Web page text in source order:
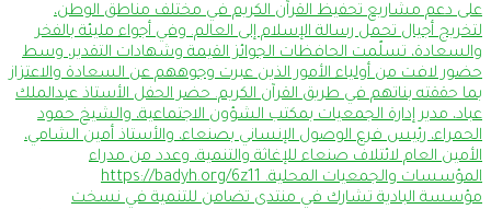
مؤسسة البادية تشارك في منتدى تضامن للتنمية في نسخت